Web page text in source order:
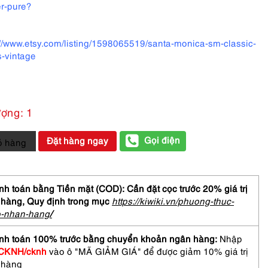
pure?
www.etsy.com/listing/1598065519/santa-monica-sm-classic-
vintage
1
hàng Đặt hàng ngay Gọi điện
toán bằng Tiền mặt (COD): Cần đặt cọc trước 20% giá trị
Quy định trong mục https://kiwiki.vn/phuong-thuc-
nhan-hang/
toán 100% trước bằng chuyển khoản ngân hàng: Nhập
cknh vào ô "MÃ GIẢM GIÁ" để được giảm 10% giá trị